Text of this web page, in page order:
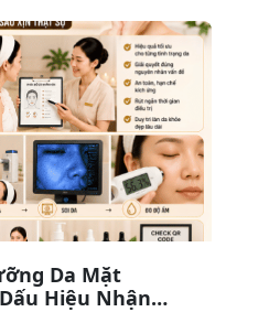
Da Mặt
Hiệu Nhận